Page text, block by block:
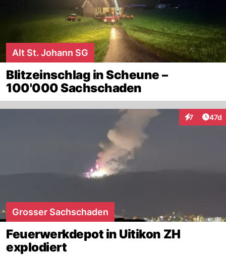
Alt St. Johann SG
Blitzeinschlag in Scheune –
100'000 Sachschaden
7 47d
Grosser Sachschaden
Feuerwerkdepot in Uitikon ZH
explodiert